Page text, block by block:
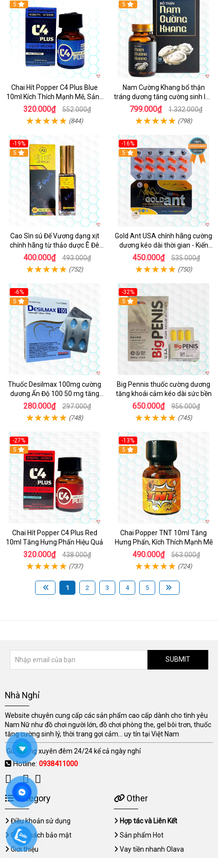
5
Chai Hít Popper C4 Plus Blue
10ml Kích Thích Mạnh Mẽ, Sảng
Khoái
320.000₫ 552.000₫
(844)
5
Nam Cường Khang bổ thận
tráng dương tăng cường sinh lực
nam
799.000₫ 1.332.000₫
(798)
-19%
5
Cao Sìn sú Đế Vương dạng xịt
chính hãng từ thảo dược Ê Đê
Việt Nam
400.000₫ 493.000₫
(752)
-16%
5
Gold Ant USA chính hãng cường
dương kéo dài thời gian - Kiến
Vàng Đen Tây Tạng
450.000₫ 535.000₫
(750)
-6%
5
Thuốc Desilmax 100mg cường
dương Ấn Độ 100 50 mg tăng
sinh lý tốt nhất
280.000₫ 297.000₫
(748)
-32%
5
Big Pennis thuốc cường dương
tăng khoái cảm kéo dài sức bền
650.000₫ 956.000₫
(745)
-27%
5
Chai Hít Popper C4 Plus Red
10ml Tăng Hưng Phấn Hiệu Quả
320.000₫ 438.000₫
(737)
-13%
5
Chai Popper TNT 10ml Tăng
Hưng Phấn, Kích Thích Mạnh Mẽ
490.000₫ 563.000₫
(724)
1 2 3 4 5
SUBMIT
Nhà Nghỉ
Website chuyên cung cấp các sản phẩm cao cấp dành cho tình yêu
Nam Nữ như đồ chơi người lớn, đồ chơi phòng the, gel bôi trơn, thuốc
tăng cường sinh lý, thời trang gợi cảm... uy tín tại Việt Nam
Giao hàng xuyên đêm 24/24 kể cả ngày nghỉ
Hotline: 0938411000
Category
Điều khoản sử dụng
Chính sách bảo mật
Giới thiệu
Other
Hợp tác và Liên Kết
Sản phẩm Hot
Vay tiền nhanh Olava